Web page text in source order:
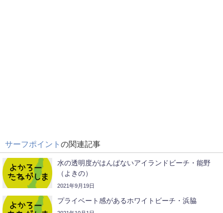
サーフポイント の関連記事
水の透明度がはんぱないアイランドビーチ・能野
（よきの）
2021年9月19日
プライベート感があるホワイトビーチ・浜脇